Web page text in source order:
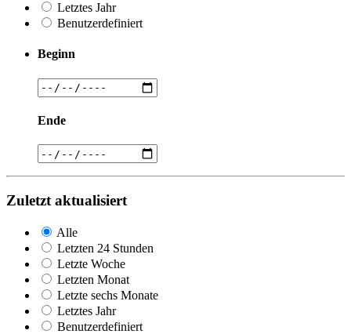
Letztes Jahr
Benutzerdefiniert
Beginn
Ende
Zuletzt aktualisiert
Alle
Letzten 24 Stunden
Letzte Woche
Letzten Monat
Letzte sechs Monate
Letztes Jahr
Benutzerdefiniert